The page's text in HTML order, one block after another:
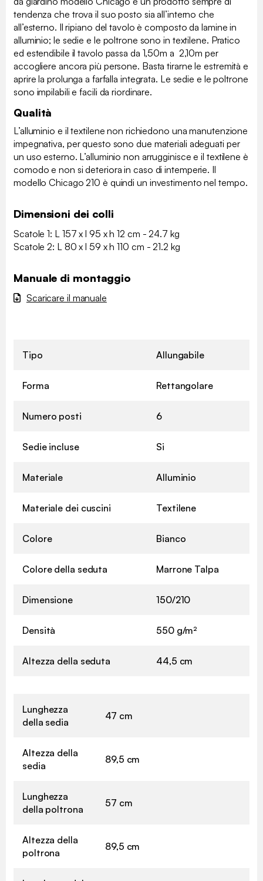
tendenza che trova il suo posto sia all’interno che
all’esterno. Il ripiano del tavolo è composto da lamine in
alluminio; le sedie e le poltrone sono in textilene. Pratico
ed estendibile il tavolo passa da 1,50m a 2,10m per
accogliere ancora più persone. Basta tirarne le estremità e
aprire la prolunga a farfalla integrata. Le sedie e le poltrone
sono impilabili e facili da riordinare.
Qualità
L’alluminio e il textilene non richiedono una manutenzione
impegnativa, per questo sono due materiali adeguati per
un uso esterno. L’alluminio non arrugginisce e il textilene è
comodo e non si deteriora in caso di intemperie. Il
modello Chicago 210 è quindi un investimento nel tempo.
Dimensioni dei colli
Scatole 1: L 157 x l 95 x h 12 cm - 24.7 kg
Scatole 2: L 80 x l 59 x h 110 cm - 21.2 kg
Manuale di montaggio
Scaricare il manuale
Tipo Allungabile
Forma Rettangolare
Numero posti 6
Sedie incluse Si
Materiale Alluminio
Materiale dei cuscini Textilene
Colore Bianco
Colore della seduta Marrone Talpa
Dimensione 150/210
Densità 550 g/m²
Altezza della seduta 44,5 cm
Lunghezza
della sedia
47 cm
Altezza della
sedia
89,5 cm
Lunghezza
della poltrona
57 cm
Altezza della
poltrona
89,5 cm